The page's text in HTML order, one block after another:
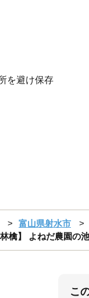
を避け保存
富山県射水市
林檎】 よねだ農園
こ